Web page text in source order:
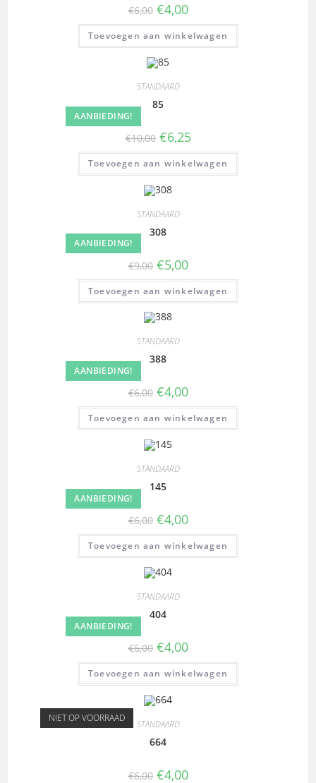
€6,00 €4,00
Toevoegen aan winkelwagen
AANBIEDING!
STANDAARD
85
€10,00 €6,25
Toevoegen aan winkelwagen
AANBIEDING!
STANDAARD
308
€9,00 €5,00
Toevoegen aan winkelwagen
AANBIEDING!
STANDAARD
388
€6,00 €4,00
Toevoegen aan winkelwagen
AANBIEDING!
STANDAARD
145
€6,00 €4,00
Toevoegen aan winkelwagen
AANBIEDING!
STANDAARD
404
€6,00 €4,00
Toevoegen aan winkelwagen
NIET OP VOORRAAD STANDAARD
664
€6,00 €4,00